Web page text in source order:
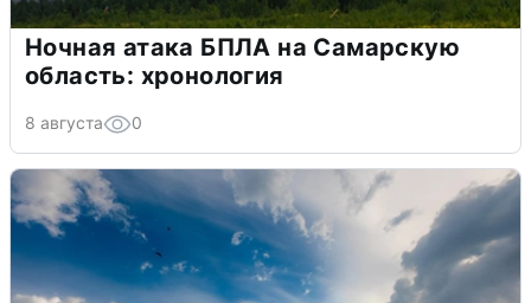
Ночная атака БПЛА на Самарскую
область: хронология
8 августа 0